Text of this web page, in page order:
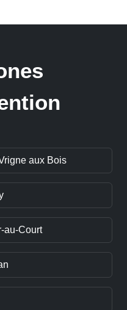
aux Bois
au-Court